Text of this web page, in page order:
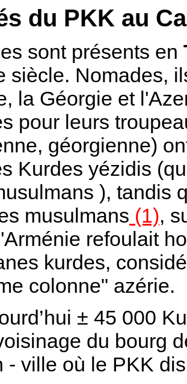
du PKK au
sont présents en
siècle. Nomades,
la Géorgie et
pour leurs
géorgienne)
Kurdes yézidis
), tandis
musulmans (1),
refoulait
kurdes,
colonne" azérie.
± 45 000
du bourg
- ville où le PKK